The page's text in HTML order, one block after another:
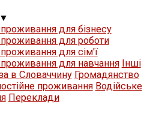
▼
для бізнесу
для роботи
для сім'ї
для навчання Iнші
в Словаччину Громадянство
проживання Водійське
Переклади